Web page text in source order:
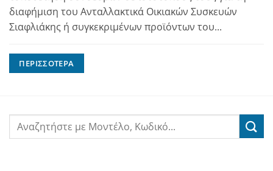
διαφήμιση του Ανταλλακτικά Οικιακών Συσκευών
Σιαφλιάκης ή συγκεκριμένων προϊόντων του...
ΠΕΡΙΣΣΌΤΕΡΑ